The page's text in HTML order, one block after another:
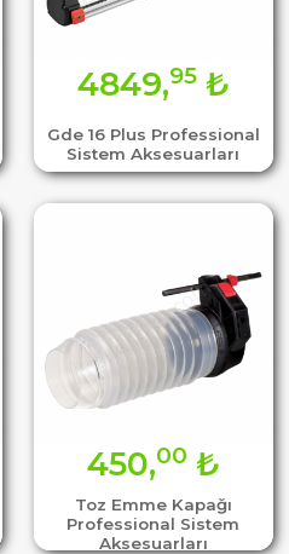
Gde 16 Plus Professional
Sistem Aksesuarları
4849,95₺
Toz Emme Kapağı
Professional Sistem
Aksesuarları
450,00 ₺